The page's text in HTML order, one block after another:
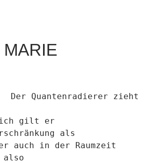
Der Quantenradierer zieht
gilt er
als
auch in der Raumzeit
also